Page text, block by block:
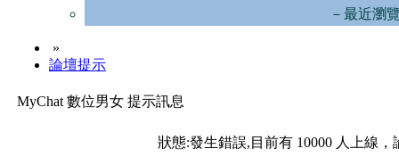
－最近瀏
»
論壇提示
MyChat 數位男女 提示訊息
狀態:發生錯誤,目前有 10000 人上線